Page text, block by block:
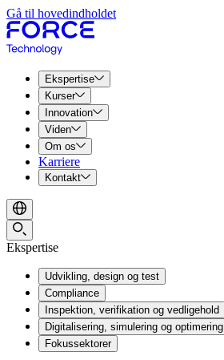
Gå til hovedindholdet
Ekspertise
Kurser
Innovation
Viden
Om os
Karriere
Kontakt
Ekspertise
Udvikling, design og test
Compliance
Inspektion, verifikation og vedligehold
Digitalisering, simulering og optimering
Fokussektorer